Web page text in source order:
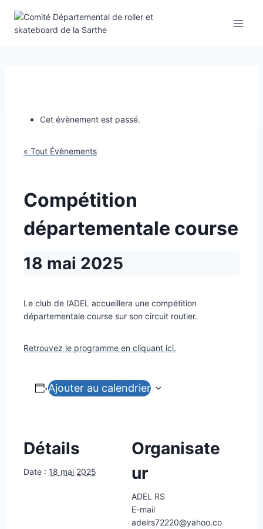
contenu
Cet évènement est passé.
« Tout Évènements
Compétition
départementale course
18 mai 2025
Le club de l’ADEL accueillera une compétition
départementale course sur son circuit routier.
Retrouvez le programme en cliquant ici.
Ajouter au calendrier
Détails
Date : 18 mai 2025
Organisate
ur
ADEL RS
E-mail
adelrs72220@yahoo.co